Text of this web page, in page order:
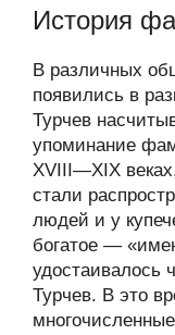
История
В различных
появились в
Турчев
упоминание
XVIII—XIX
стали
людей и у
богатое —
удостаивалось
Турчев. В это